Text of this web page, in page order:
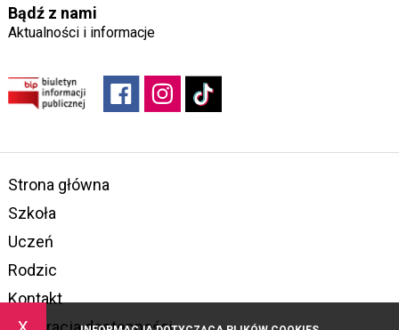
Bądź z nami
Aktualności i informacje
Strona główna
Szkoła
Uczeń
Rodzic
Kontakt